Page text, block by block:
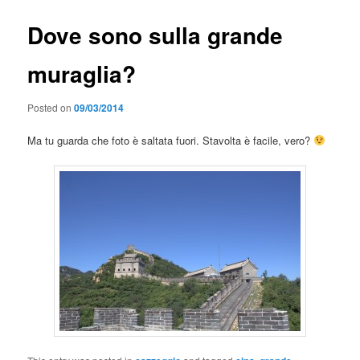
Dove sono sulla grande
muraglia?
Posted on09/03/2014
Ma tu guarda che foto è saltata fuori. Stavolta è facile, vero?